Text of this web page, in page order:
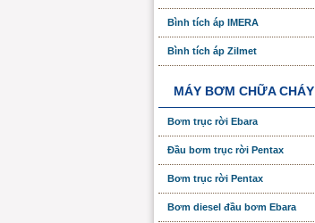
Bình tích áp IMERA
Bình tích áp Zilmet
MÁY BƠM CHỮA CHÁY
Bơm trục rời Ebara
Đầu bơm trục rời Pentax
Bơm trục rời Pentax
Bơm diesel đầu bơm Ebara